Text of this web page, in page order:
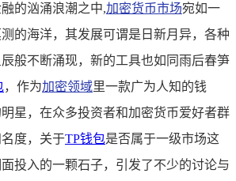
的汹涌浪潮之中,加密货币市场宛如一
的海洋，其发展可谓是日新月异，各种
般不断涌现，新的工具也如同雨后春笋
，作为加密领域里一款广为人知的钱
星，在众多投资者和加密货币爱好者群
度，关于TP钱包是否属于一级市场这
投入的一颗石子，引发了不少的讨论与